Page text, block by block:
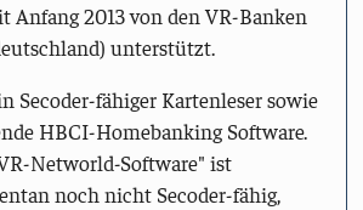
Anfang 2013 von den VR-Banken
unterstützt.
Secoder-fähiger Kartenleser sowie
HBCI-Homebanking Software.
Networld-Software" ist
noch nicht Secoder-fähig,